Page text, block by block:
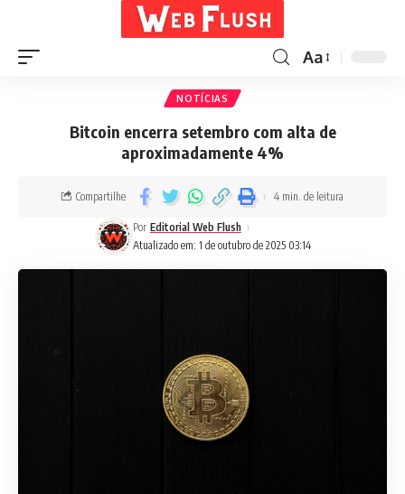
Aa
NOTÍCIAS
Bitcoin encerra setembro com alta de
aproximadamente 4%
Atualizado em: 1 de outubro de 2025 03:14
Por Editorial Web Flush
Compartilhe 4 min. de leitura